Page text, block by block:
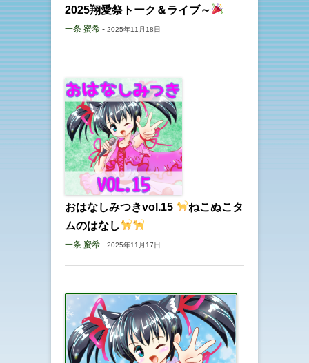
2025翔愛祭トーク＆ライブ～
一条 蜜希 - 2025年11月18日
おはなしみつきvol.15
ねこぬこタ
ムのはなし
一条 蜜希 - 2025年11月17日